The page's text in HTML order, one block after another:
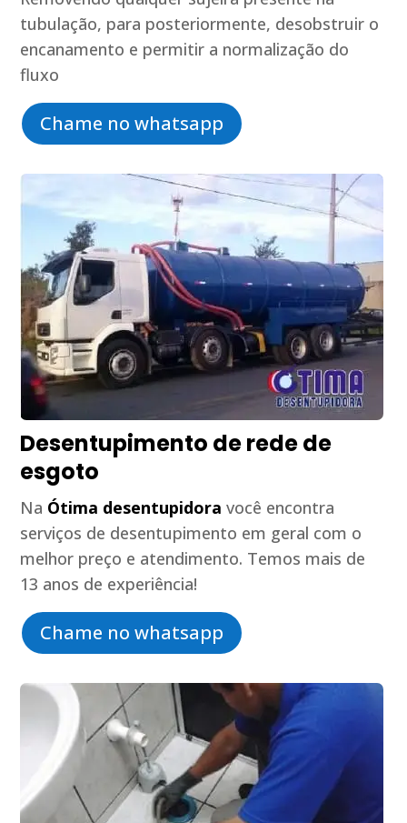
tubulação, para posteriormente, desobstruir o
encanamento e permitir a normalização do
fluxo
Chame no whatsapp
Desentupimento de rede de
esgoto
Na Ótima desentupidora você encontra
serviços de desentupimento em geral com o
melhor preço e atendimento. Temos mais de
13 anos de experiência!
Chame no whatsapp